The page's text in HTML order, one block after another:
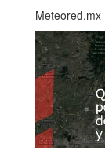
Meteored.mx